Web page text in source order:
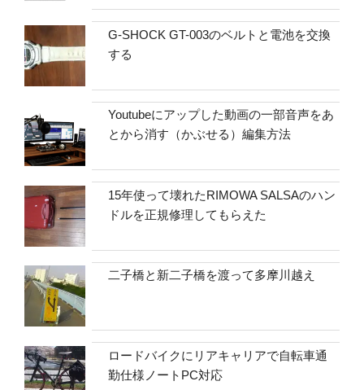
G-SHOCK GT-003のベルトと電池を交換
する
Youtubeにアップした動画の一部音声をあ
とから消す（かぶせる）編集方法
15年使って壊れたRIMOWA SALSAのハン
ドルを正規修理してもらえた
二子橋と新二子橋を渡って多摩川越え
ロードバイクにリアキャリアで自転車通
勤仕様ノートPC対応